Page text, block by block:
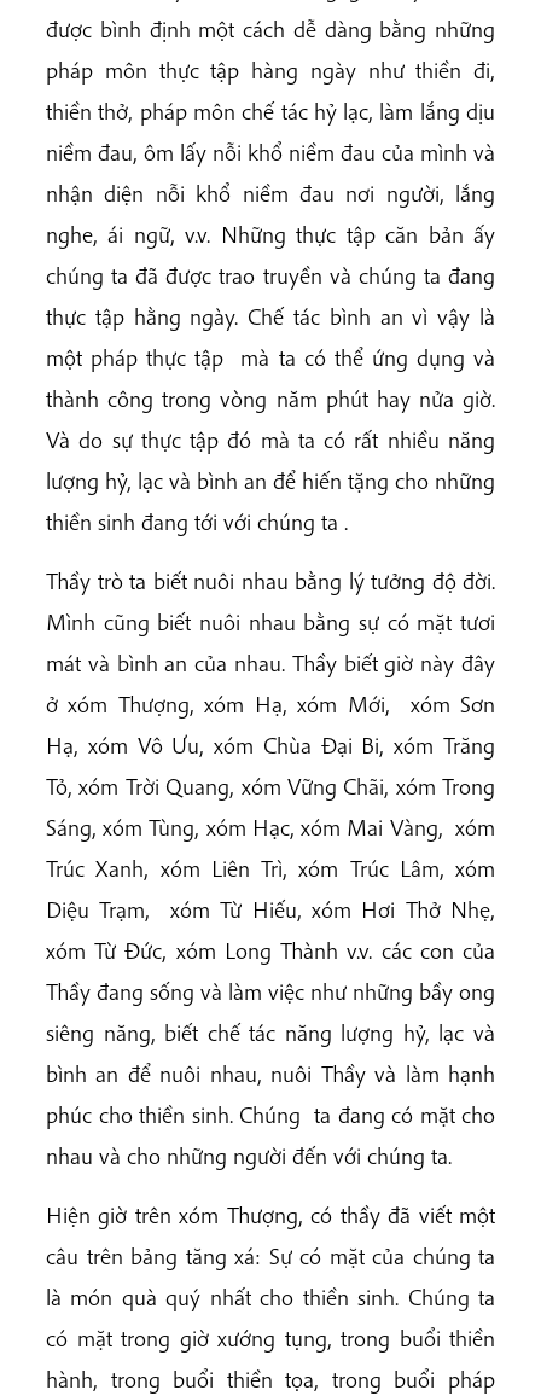
được bình định một cách dễ dàng bằng những
pháp môn thực tập hàng ngày như thiền đi,
thiền thở, pháp môn chế tác hỷ lạc, làm lắng dịu
niềm đau, ôm lấy nỗi khổ niềm đau của mình và
nhận diện nỗi khổ niềm đau nơi người, lắng
nghe, ái ngữ, v.v. Những thực tập căn bản ấy
chúng ta đã được trao truyền và chúng ta đang
thực tập hằng ngày. Chế tác bình an vì vậy là
một pháp thực tập mà ta có thể ứng dụng và
thành công trong vòng năm phút hay nửa giờ.
Và do sự thực tập đó mà ta có rất nhiều năng
lượng hỷ, lạc và bình an để hiến tặng cho những
thiền sinh đang tới với chúng ta .
Thầy trò ta biết nuôi nhau bằng lý tưởng độ đời.
Mình cũng biết nuôi nhau bằng sự có mặt tươi
mát và bình an của nhau. Thầy biết giờ này đây
ở xóm Thượng, xóm Hạ, xóm Mới, xóm Sơn
Hạ, xóm Vô Ưu, xóm Chùa Đại Bi, xóm Trăng
Tỏ, xóm Trời Quang, xóm Vững Chãi, xóm Trong
Sáng, xóm Tùng, xóm Hạc, xóm Mai Vàng, xóm
Trúc Xanh, xóm Liên Trì, xóm Trúc Lâm, xóm
Diệu Trạm, xóm Từ Hiếu, xóm Hơi Thở Nhẹ,
xóm Từ Đức, xóm Long Thành v.v. các con của
Thầy đang sống và làm việc như những bầy ong
siêng năng, biết chế tác năng lượng hỷ, lạc và
bình an để nuôi nhau, nuôi Thầy và làm hạnh
phúc cho thiền sinh. Chúng ta đang có mặt cho
nhau và cho những người đến với chúng ta.
Hiện giờ trên xóm Thượng, có thầy đã viết một
câu trên bảng tăng xá: Sự có mặt của chúng ta
là món quà quý nhất cho thiền sinh. Chúng ta
có mặt trong giờ xướng tụng, trong buổi thiền
hành, trong buổi thiền tọa, trong buổi pháp